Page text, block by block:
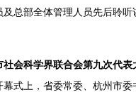
及总部全体管理人员先后聆
会科学界联合会第九次代表
幕式上，省委常委、杭州市